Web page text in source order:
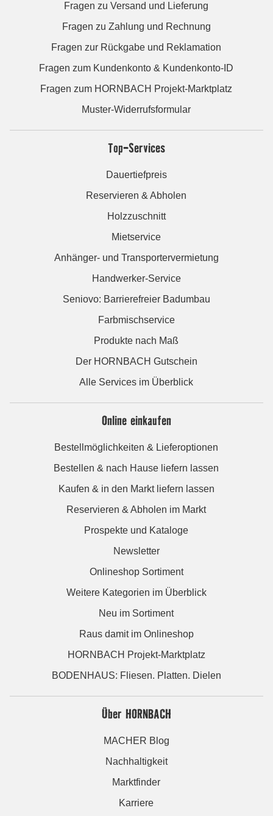
Fragen zu Versand und Lieferung
Fragen zu Zahlung und Rechnung
Fragen zur Rückgabe und Reklamation
Fragen zum Kundenkonto & Kundenkonto-ID
Fragen zum HORNBACH Projekt-Marktplatz
Muster-Widerrufsformular
Top-Services
Dauertiefpreis
Reservieren & Abholen
Holzzuschnitt
Mietservice
Anhänger- und Transportervermietung
Handwerker-Service
Seniovo: Barrierefreier Badumbau
Farbmischservice
Produkte nach Maß
Der HORNBACH Gutschein
Alle Services im Überblick
Online einkaufen
Bestellmöglichkeiten & Lieferoptionen
Bestellen & nach Hause liefern lassen
Kaufen & in den Markt liefern lassen
Reservieren & Abholen im Markt
Prospekte und Kataloge
Newsletter
Onlineshop Sortiment
Weitere Kategorien im Überblick
Neu im Sortiment
Raus damit im Onlineshop
HORNBACH Projekt-Marktplatz
BODENHAUS: Fliesen. Platten. Dielen
Über HORNBACH
MACHER Blog
Nachhaltigkeit
Marktfinder
Karriere